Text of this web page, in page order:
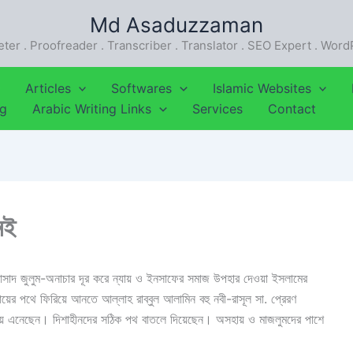
Md Asaduzzaman
. Proofreader . Transcriber . Translator . SEO Expert .
Articles Softwares Islamic Websites
Arabic Writing Links Services Contact
জুলুম-অনাচার দূর করে ন্যায় ও ইনসাফের সমাজ উপহার দেওয়া ইসলামের
পথে ফিরিয়ে আনতে আল্লাহ রাব্বুল আলামিন বহু নবী-রাসূল সা. প্রেরণ
এনেছেন। দিশাহীনদের সঠিক পথ বাতলে দিয়েছেন। অসহায় ও মাজলুমদের পাশে